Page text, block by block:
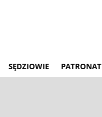
SĘDZIOWIE PATRONAT